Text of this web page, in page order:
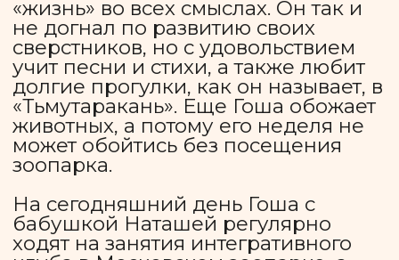
Ассоциация «Краски этого мира»
оказывает комплексную поддержку
детям, подросткам и молодым
взрослым с инвалидностью и их
семьям:
Помогаем финансово:
оплачиваем некоторые
медицинские расходы, покупку